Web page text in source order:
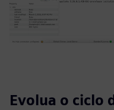
Evolua o ciclo